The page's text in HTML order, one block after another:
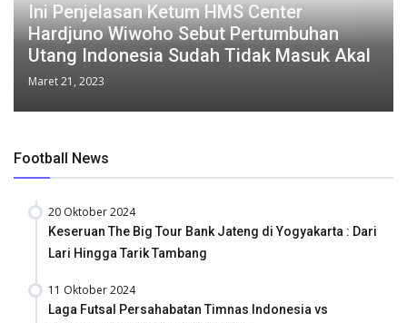
Ini Penjelasan Ketum HMS Center
Hardjuno Wiwoho Sebut Pertumbuhan
Utang Indonesia Sudah Tidak Masuk Akal
Maret 21, 2023
Football News
20 Oktober 2024
Keseruan The Big Tour Bank Jateng di Yogyakarta : Dari
Lari Hingga Tarik Tambang
11 Oktober 2024
Laga Futsal Persahabatan Timnas Indonesia vs